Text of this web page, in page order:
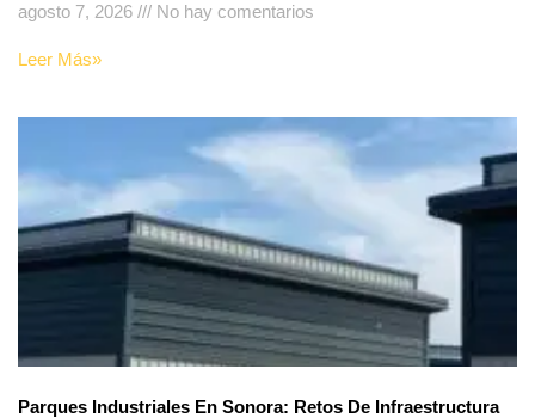
agosto 7, 2026
No hay comentarios
Leer Más»
Parques Industriales En Sonora: Retos De Infraestructura